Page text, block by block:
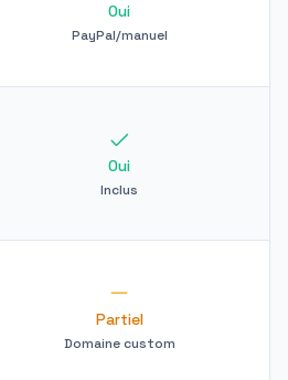
Oui
PayPal/manuel
Oui
Inclus
Partiel
Domaine custom